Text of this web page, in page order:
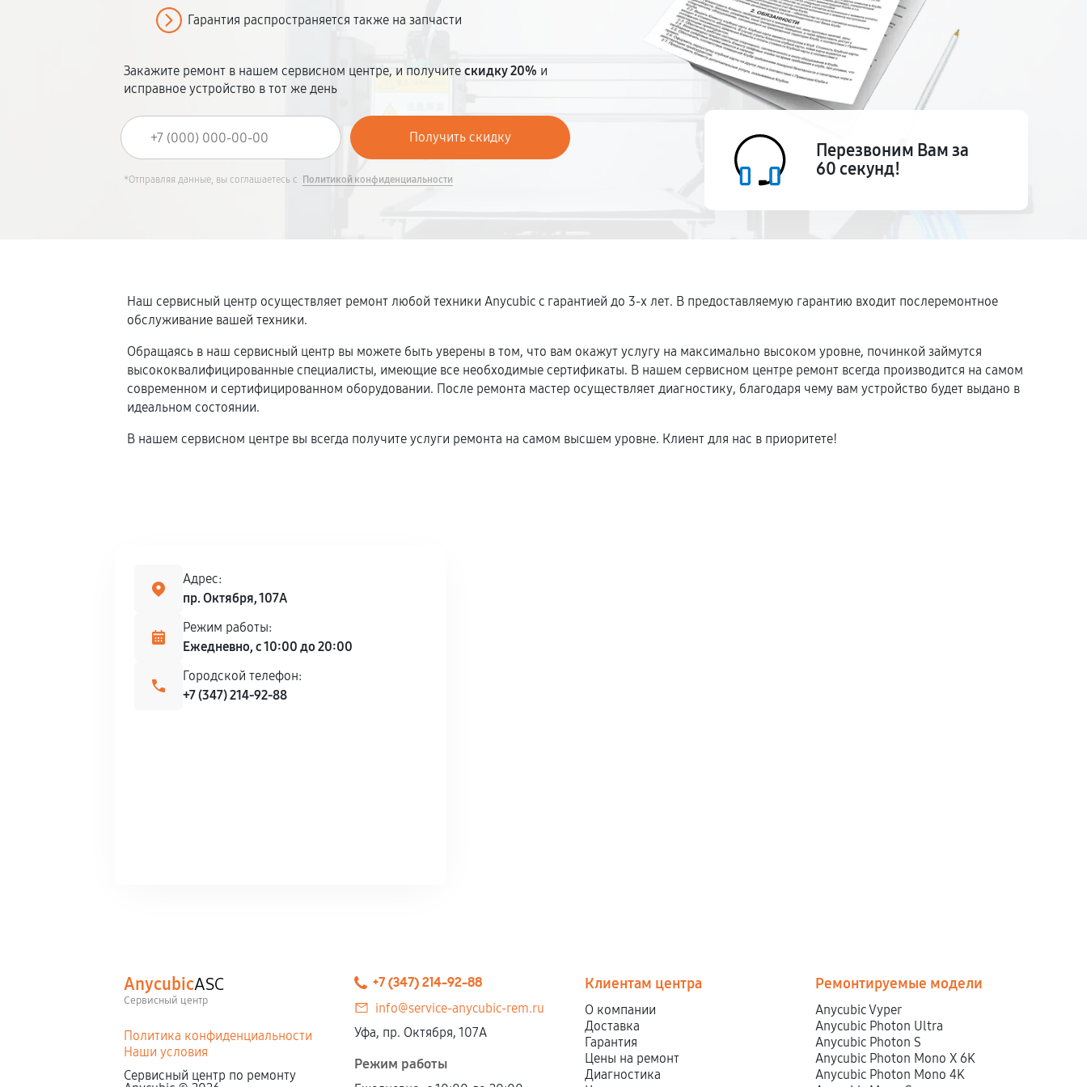
Гарантия распространяется также на запчасти
Закажите ремонт в нашем сервисном центре, и получитескидку 20% и
исправное устройство в тот же день
*Отправляя данные, вы соглашаетесь с Политикой конфиденциальности
Перезвоним Вам за
60 секунд!
Наш сервисный центр осуществляет ремонт любой техники Anycubic c гарантией до 3-х лет. В предоставляемую гарантию входит послеремонтное
обслуживание вашей техники.
Обращаясь в наш сервисный центр вы можете быть уверены в том, что вам окажут услугу на максимально высоком уровне, починкой займутся
высококвалифицированные специалисты, имеющие все необходимые сертификаты. В нашем сервисном центре ремонт всегда производится на самом
современном и сертифицированном оборудовании. После ремонта мастер осуществляет диагностику, благодаря чему вам устройство будет выдано в
идеальном состоянии.
В нашем сервисном центре вы всегда получите услуги ремонта на самом высшем уровне. Клиент для нас в приоритете!
Адрес:
пр. Октября, 107А
Режим работы:
Ежедневно, с 10:00 до 20:00
Городской телефон:
+7 (347) 214-92-88
AnycubicASC
Сервисный центр
Политика конфиденциальности
Наши условия
Сервисный центр по ремонту
+7 (347) 214-92-88
info@service-anycubic-rem.ru
Уфа, пр. Октября, 107А
Режим работы
Клиентам центра
О компании
Доставка
Гарантия
Цены на ремонт
Диагностика
Ремонтируемые модели
Anycubic Vyper
Anycubic Photon Ultra
Anycubic Photon S
Anycubic Photon Mono X 6K
Anycubic Photon Mono 4K